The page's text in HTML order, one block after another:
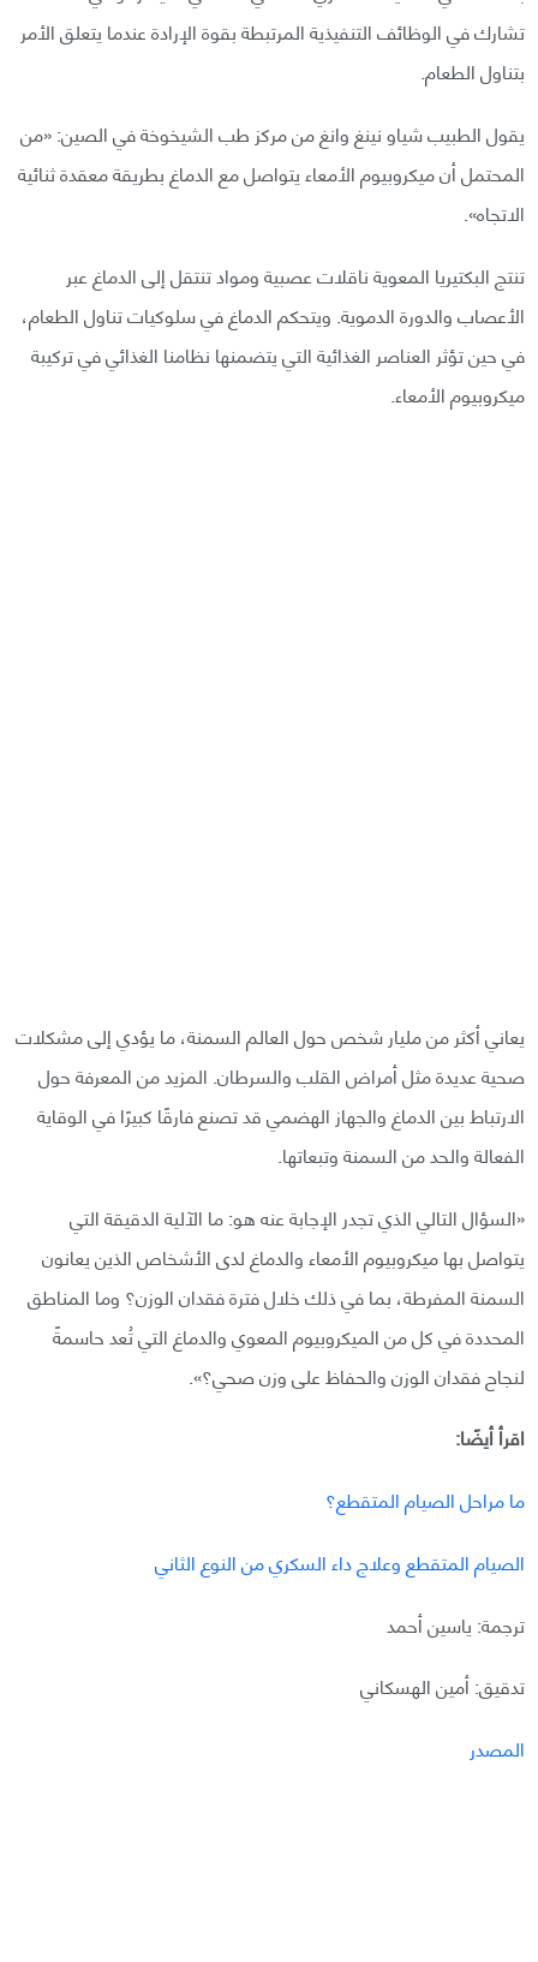
تشارك في الوظائف التنفيذية المرتبطة بقوة الإرادة عندما يتعلق الأمر
بتناول الطعام.
يقول الطبيب شياو نينغ وانغ من مركز طب الشيخوخة في الصين: «من
المحتمل أن ميكروبيوم الأمعاء يتواصل مع الدماغ بطريقة معقدة ثنائية
الاتجاه».
تنتج البكتيريا المعوية ناقلات عصبية ومواد تنتقل إلى الدماغ عبر
الأعصاب والدورة الدموية. ويتحكم الدماغ في سلوكيات تناول الطعام،
في حين تؤثر العناصر الغذائية التي يتضمنها نظامنا الغذائي في تركيبة
ميكروبيوم الأمعاء.
يعاني أكثر من مليار شخص حول العالم السمنة، ما يؤدي إلى مشكلات
صحية عديدة مثل أمراض القلب والسرطان. المزيد من المعرفة حول
الارتباط بين الدماغ والجهاز الهضمي قد تصنع فارقًا كبيرًا في الوقاية
الفعالة والحد من السمنة وتبعاتها.
«السؤال التالي الذي تجدر الإجابة عنه هو: ما الآلية الدقيقة التي
يتواصل بها ميكروبيوم الأمعاء والدماغ لدى الأشخاص الذين يعانون
السمنة المفرطة، بما في ذلك خلال فترة فقدان الوزن؟ وما المناطق
المحددة في كل من الميكروبيوم المعوي والدماغ التي تُعد حاسمةً
لنجاح فقدان الوزن والحفاظ على وزن صحي؟».
اقرأ أيضًا:
ما مراحل الصيام المتقطع؟
الصيام المتقطع وعلاج داء السكري من النوع الثاني
ترجمة: ياسين أحمد
تدقيق: أمين الهسكاني
المصدر